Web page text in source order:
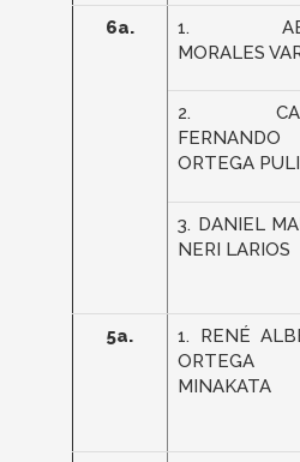
6a.
1.
MORALES
2.
FERNANDO
ORTEGA
3. DANIEL
NERI LARIOS
5a.
1. RENÉ
ORTEGA
MINAKATA